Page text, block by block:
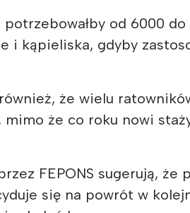
od 6000
i kąpieliska, gdyby
że wielu
że co roku nowi
FEPONS sugerują, że
się na powrót w